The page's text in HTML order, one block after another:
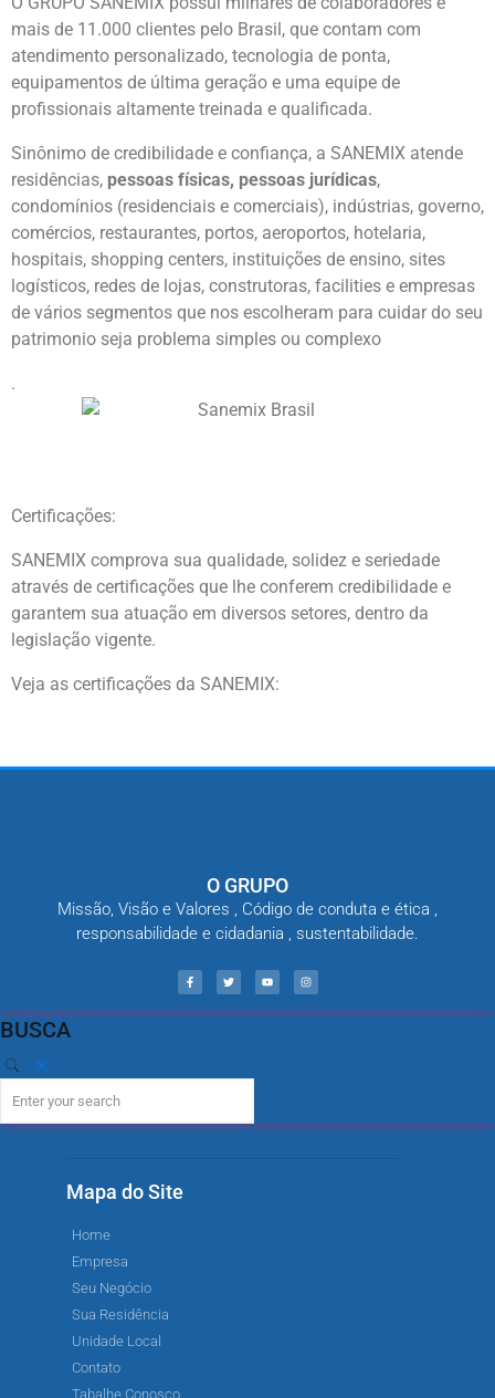
mais de 11.000 clientes pelo Brasil, que contam com
atendimento personalizado, tecnologia de ponta,
equipamentos de última geração e uma equipe de
profissionais altamente treinada e qualificada.
Sinônimo de credibilidade e confiança, a SANEMIX atende
residências, pessoas físicas, pessoas jurídicas,
condomínios (residenciais e comerciais), indústrias, governo,
comércios, restaurantes, portos, aeroportos, hotelaria,
hospitais, shopping centers, instituições de ensino, sites
logísticos, redes de lojas, construtoras, facilities e empresas
de vários segmentos que nos escolheram para cuidar do seu
patrimonio seja problema simples ou complexo
.
Certificações:
SANEMIX comprova sua qualidade, solidez e seriedade
através de certificações que lhe conferem credibilidade e
garantem sua atuação em diversos setores, dentro da
legislação vigente.
Veja as certificações da SANEMIX:
O GRUPO
Missão, Visão e Valores , Código de conduta e ética ,
responsabilidade e cidadania , sustentabilidade.
BUSCA
Mapa do Site
Home
Empresa
Seu Negócio
Sua Residência
Unidade Local
Contato
Tabalhe Conosco